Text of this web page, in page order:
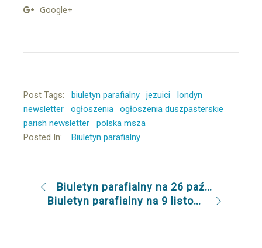
Google+
Post Tags: biuletyn parafialny jezuici
londyn
newsletter
ogłoszenia
ogłoszenia duszpasterskie
parish newsletter
polska msza
Posted In:
Biuletyn parafialny
Biuletyn parafialny na 26 października
Biuletyn parafialny na 9 listopada